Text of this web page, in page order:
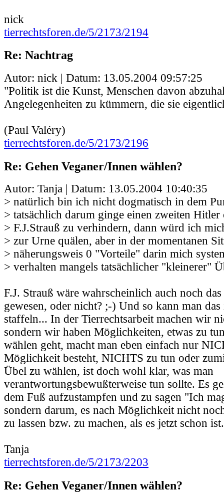
nick
tierrechtsforen.de/5/2173/2194
Re: Nachtrag
Autor: nick | Datum: 13.05.2004 09:57:25
"Politik ist die Kunst, Menschen davon
Angelegenheiten zu kümmern, die sie
(Paul Valéry)
tierrechtsforen.de/5/2173/2196
Re: Gehen Veganer/Innen wählen?
Autor: Tanja | Datum: 13.05.2004 10:40:35
> natürlich bin ich nicht dogmatisch in dem
> tatsächlich darum ginge einen zweiten Hitler
> F.J.Strauß zu verhindern, dann würd ich
> zur Urne quälen, aber in der momentanen
> näherungsweis 0 "Vorteile" darin mich
> verhalten mangels tatsächlicher "kleinerer"
F.J. Strauß wäre wahrscheinlich auch noch
gewesen, oder nicht? ;-) Und so kann man
staffeln... In der Tierrechtsarbeit machen wir
sondern wir haben Möglichkeiten, etwas zu
wählen geht, macht man eben einfach nur
Möglichkeit besteht, NICHTS zu tun oder
Übel zu wählen, ist doch wohl klar, was man
verantwortungsbewußterweise tun sollte. Es
dem Fuß aufzustampfen und zu sagen "Ich
sondern darum, es nach Möglichkeit nicht
zu lassen bzw. zu machen, als es jetzt schon ist.
Tanja
tierrechtsforen.de/5/2173/2203
Re: Gehen Veganer/Innen wählen?